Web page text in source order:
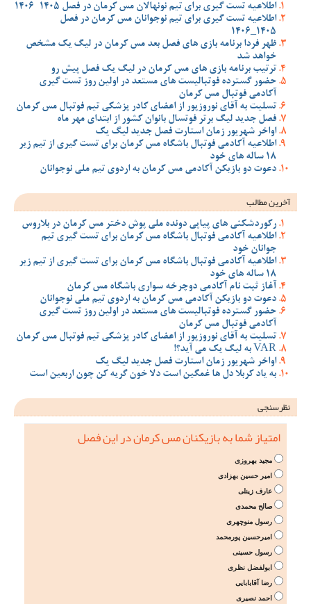
اطلاعیه تست گیری برای تیم نونهالان مس کرمان در فصل 1405-1406
اطلاعیه تست گیری برای تیم نوجوانان مس کرمان در فصل
1405_1406
ظهر فردا برنامه بازی های فصل بعد مس کرمان در لیگ یک مشخص
خواهد شد
ترتیب برنامه بازی های مس کرمان در لیگ یک فصل پیش رو
حضور گسترده فوتبالیست های مستعد در اولین روز تست گیری
آکادمی فوتبال مس کرمان
تسلیت به آقای نوروزپور از اعضای کادر پزشکی تیم فوتبال مس کرمان
فصل جدید لیگ برتر فوتسال بانوان کشور از ابتدای مهر ماه
اواخر شهریور زمان استارت فصل جدید لیگ یک
اطلاعیه آکادمی فوتبال باشگاه مس کرمان برای تست گیری از تیم زیر
18 ساله های خود
دعوت دو بازیکن آکادمی مس کرمان به اردوی تیم ملی نوجوانان
آخرین مطالب
رکوردشکنی های پیاپی دونده ملی پوش دختر مس کرمان در بلاروس
اطلاعیه آکادمی فوتبال باشگاه مس کرمان برای تست گیری تیم
جوانان خود
اطلاعیه آکادمی فوتبال باشگاه مس کرمان برای تست گیری از تیم زیر
18 ساله های خود
آغاز ثبت نام آکادمی دوچرخه سواری باشگاه مس کرمان
دعوت دو بازیکن آکادمی مس کرمان به اردوی تیم ملی نوجوانان
حضور گسترده فوتبالیست های مستعد در اولین روز تست گیری
آکادمی فوتبال مس کرمان
تسلیت به آقای نوروزپور از اعضای کادر پزشکی تیم فوتبال مس کرمان
VAR به لیگ یک می آید؟!
اواخر شهریور زمان استارت فصل جدید لیگ یک
به یاد کربلا دل ها غمگین است دلا خون گریه کن چون اربعین است
نظرسنجی
امتیاز شما به بازیکنان مس کرمان در این فصل
مجید بهروزی
امیر حسین بهزادی
عارف زینلی
صالح محمدی
رسول منوچهری
امیرحسین پورمحمد
رسول حسینی
ابولفضل نظری
رضا آقابابایی
احمد نصیری